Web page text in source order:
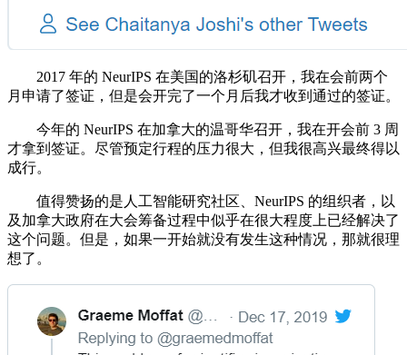
2017 年的 NeurIPS 在美国的洛杉矶召开，我在会前两个
月申请了签证，但是会开完了一个月后我才收到通过的签证。
今年的 NeurIPS 在加拿大的温哥华召开，我在开会前 3 周
才拿到签证。尽管预定行程的压力很大，但我很高兴最终得以
成行。
值得赞扬的是人工智能研究社区、NeurIPS 的组织者，以
及加拿大政府在大会筹备过程中似乎在很大程度上已经解决了
这个问题。但是，如果一开始就没有发生这种情况，那就很理
想了。